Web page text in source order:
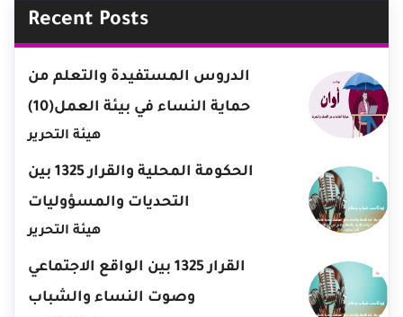
Recent Posts
الدروس المستفيدة والتعلم من
حماية النساء في بيئة العمل(10)
هيئة التحرير
الحكومة المحلية والقرار 1325 بين
التحديات والمسؤوليات
هيئة التحرير
القرار 1325 بين الواقع الاجتماعي
وصوت النساء والشباب